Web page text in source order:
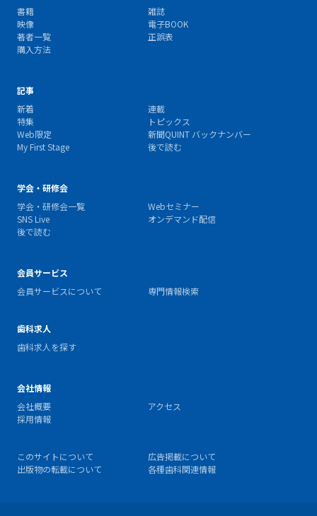
書籍
雑誌
映像
電子BOOK
著者一覧
正誤表
購入方法
記事
新着
連載
特集
トピックス
Web限定
新聞QUINT バックナンバー
My First Stage
後で読む
学会・研修会
学会・研修会一覧
Webセミナー
SNS Live
オンデマンド配信
後で読む
会員サービス
会員サービスについて
専門情報検索
歯科求人
歯科求人を探す
会社情報
会社概要
アクセス
採用情報
このサイトについて
広告掲載について
出版物の転載について
各種歯科関連情報